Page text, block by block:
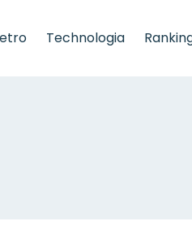
Technologia